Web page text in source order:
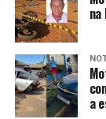
a